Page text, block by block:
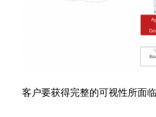
客户要获得完整的可视性所面